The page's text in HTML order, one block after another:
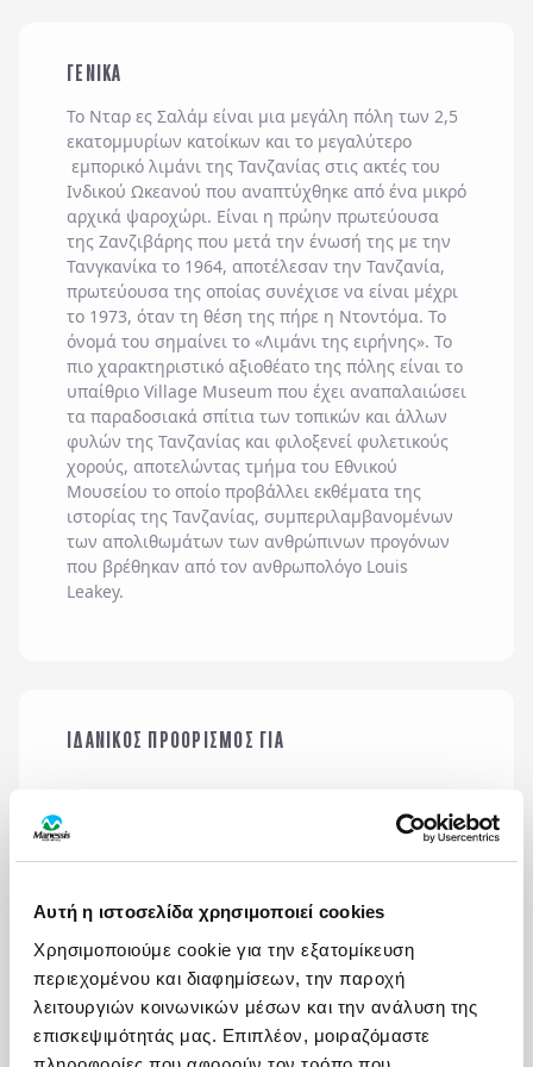
Αυτή η ιστοσελίδα χρησιμοποιεί cookies
Χρησιμοποιούμε cookie για την εξατομίκευση
περιεχομένου και διαφημίσεων, την παροχή
λειτουργιών κοινωνικών μέσων και την ανάλυση της
επισκεψιμότητάς μας. Επιπλέον, μοιραζόμαστε
ΓΕΝΙΚΑ
Το Νταρ ες Σαλάμ είναι μια μεγάλη πόλη των 2,5
εκατομμυρίων κατοίκων και το μεγαλύτερο
εμπορικό λιμάνι της Τανζανίας στις ακτές του
Ινδικού Ωκεανού που αναπτύχθηκε από ένα μικρό
αρχικά ψαροχώρι. Είναι η πρώην πρωτεύουσα
της Ζανζιβάρης που μετά την ένωσή της με την
Τανγκανίκα το 1964, αποτέλεσαν την Τανζανία,
πρωτεύουσα της οποίας συνέχισε να είναι μέχρι
το 1973, όταν τη θέση της πήρε η Ντοντόμα. Το
όνομά του σημαίνει το «Λιμάνι της ειρήνης». Το
πιο χαρακτηριστικό αξιοθέατο της πόλης είναι το
υπαίθριο Village Museum που έχει αναπαλαιώσει
τα παραδοσιακά σπίτια των τοπικών και άλλων
φυλών της Τανζανίας και φιλοξενεί φυλετικούς
χορούς, αποτελώντας τμήμα του Εθνικού
Μουσείου το οποίο προβάλλει εκθέματα της
ιστορίας της Τανζανίας, συμπεριλαμβανομένων
των απολιθωμάτων των ανθρώπινων προγόνων
που βρέθηκαν από τον ανθρωπολόγο Louis
Leakey.
ΙΔΑΝΙΚΟΣ ΠΡΟΟΡΙΣΜΟΣ ΓΙΑ
SOLO
ΙΑΝΟΥΑΡΙΟΣ